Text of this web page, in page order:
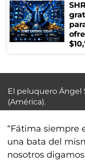
El peluquero Ángel
(América).
“Fátima siempre
una bata del
nosotros